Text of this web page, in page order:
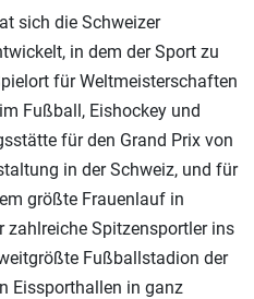
sich die Schweizer
in dem der Sport zu
für Weltmeisterschaften
Fußball, Eishockey und
für den Grand Prix von
in der Schweiz, und für
größte Frauenlauf in
zahlreiche Spitzensportler ins
Fußballstadion der
Eissporthallen in ganz